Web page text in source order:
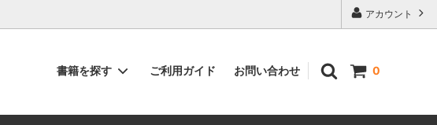
アカウント
0
書籍を探す ご利用ガイド お問い合わせ